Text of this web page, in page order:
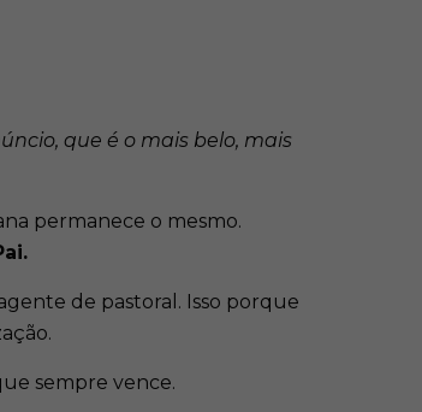
que é o mais belo, mais
permanece o mesmo.
de pastoral. Isso porque
sempre vence.